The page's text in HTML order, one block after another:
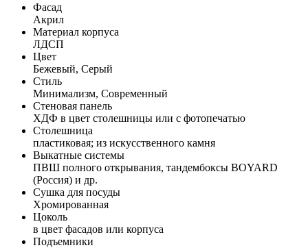
Фасад
Акрил
Материал корпуса
ЛДСП
Цвет
Бежевый, Серый
Стиль
Минимализм, Современный
Стеновая панель
ХДФ в цвет столешницы или с фотопечатью
Столешница
пластиковая; из искусственного камня
Выкатные системы
ПВШ полного открывания, тандембоксы BOYARD
(Россия) и др.
Сушка для посуды
Хромированная
Цоколь
в цвет фасадов или корпуса
Подъемники